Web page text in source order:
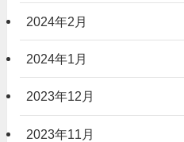
2024年2月
2024年1月
2023年12月
2023年11月